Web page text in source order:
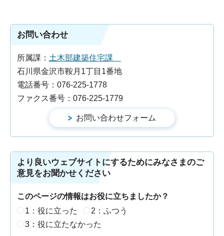
お問い合わせ
所属課： 土木部建築住宅課
石川県金沢市鞍月1丁目1番地
電話番号：076-225-1778
ファクス番号：076-225-1779
より良いウェブサイトにするためにみなさまのご
意見をお聞かせください
このページの情報はお役に立ちましたか？
1：役に立った
2：ふつう
3：役に立たなかった